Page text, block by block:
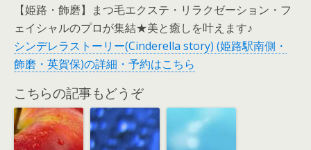
【姫路・飾磨】まつ毛エクステ・リラクゼーション・フ
ェイシャルのプロが集結★美と癒しを叶えます♪
シンデレラストーリー(Cinderella story) (姫路駅南側・
飾磨・英賀保)の詳細・予約はこちら
こちらの記事もどうぞ